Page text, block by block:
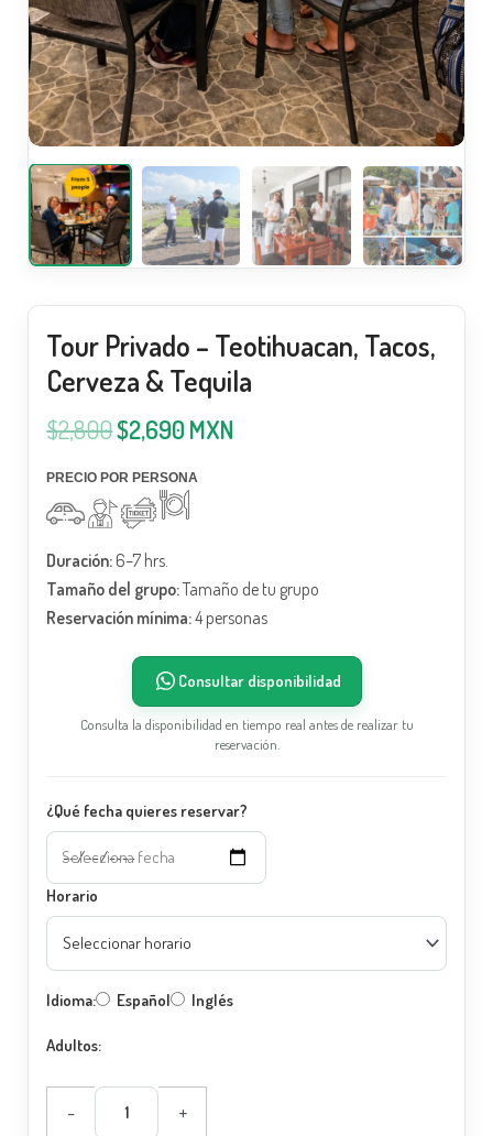
Tour Privado – Teotihuacan, Tacos,
Cerveza & Tequila
$2,800$2,690 MXN
PRECIO POR PERSONA
Duración: 6–7 hrs.
Tamaño del grupo:Tamaño de tu grupo
Reservación mínima:4 personas
Consultar disponibilidad
Consulta la disponibilidad en tiempo real antes de realizar tu
reservación.
¿Qué fecha quieres reservar?
Horario
Idioma: Español Inglés
Adultos:
- +